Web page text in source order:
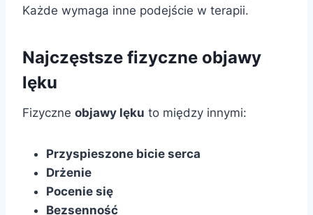
Każde wymaga inne podejście w terapii.
Najczęstsze fizyczne objawy
lęku
Fizyczne objawy lęku to między innymi:
Przyspieszone bicie serca
Drżenie
Pocenie się
Bezsenność